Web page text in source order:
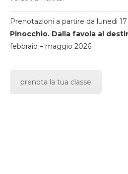
Prenotazioni a partire da lunedi
Pinocchio. Dalla favola al
febbraio – maggio 2026
prenota la tua classe